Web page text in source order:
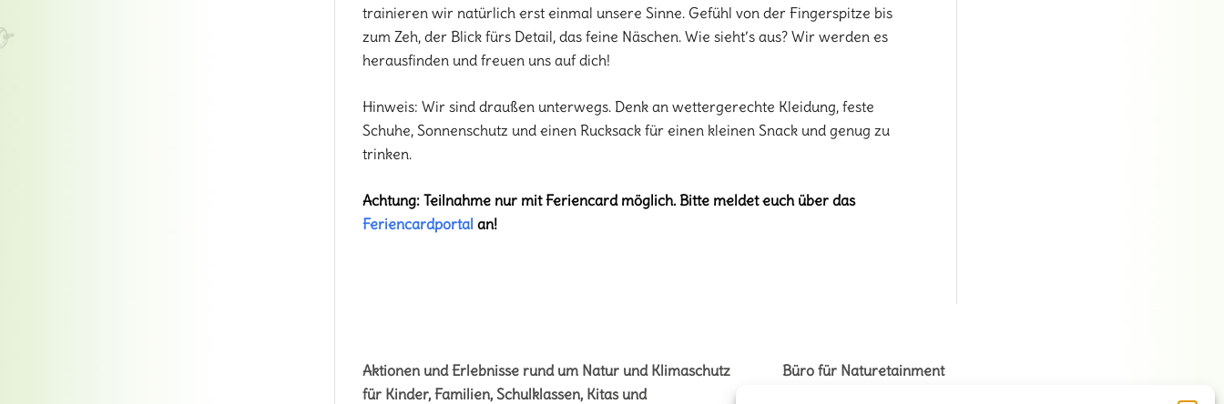
trainieren wir natürlich erst einmal unsere Sinne. Gefühl von der Fingerspitze bis
zum Zeh, der Blick fürs Detail, das feine Näschen. Wie sieht’s aus? Wir werden es
herausfinden und freuen uns auf dich!
Hinweis: Wir sind draußen unterwegs. Denk an wettergerechte Kleidung, feste
Schuhe, Sonnenschutz und einen Rucksack für einen kleinen Snack und genug zu
trinken.
Achtung: Teilnahme nur mit Feriencard möglich. Bitte meldet euch über das
Feriencardportal an!
Aktionen und Erlebnisse rund um Natur und Klimaschutz
für Kinder, Familien, Schulklassen, Kitas und
Büro für Naturetainment